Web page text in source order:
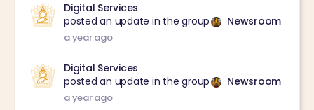
Digital Services
posted an update in the group
Newsroom
a year ago
Digital Services
posted an update in the group
Newsroom
a year ago